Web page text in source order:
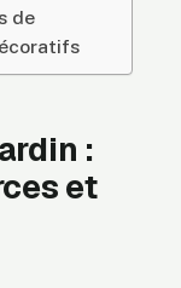
de
:
et